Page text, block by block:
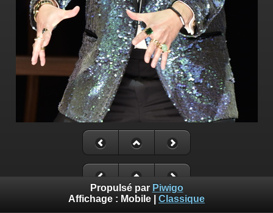
Propulsé par Piwigo
Affichage : Mobile Classique